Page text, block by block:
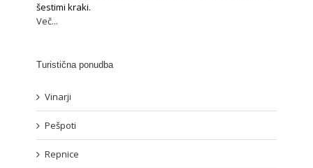
šestimi kraki.
Več...
Turistična ponudba
Vinarji
Pešpoti
Repnice